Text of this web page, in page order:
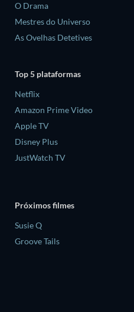
O Drama
Mestres do Universo
As Ovelhas Detetives
Top 5 plataformas
Netflix
Amazon Prime Video
Apple TV
Disney Plus
JustWatch TV
Próximos filmes
Susie Q
Groove Tails